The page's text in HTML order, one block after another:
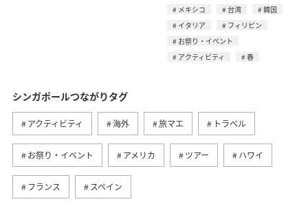
メキシコ
台湾
韓国
イタリア
フィリピン
お祭り・イベント
アクティビティ
春
シンガポールつながりタグ
アクティビティ 海外 旅マエ トラベル
お祭り・イベント アメリカ ツアー ハワイ
フランス スペイン